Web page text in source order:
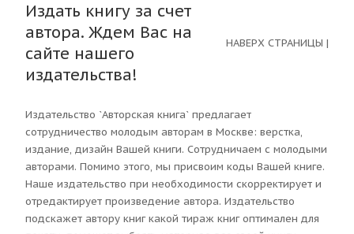
Издать книгу за счет
автора. Ждем Вас на
сайте нашего
издательства!
НАВЕРХ СТРАНИЦЫ |
Издательство `Авторская книга` предлагает
сотрудничество молодым авторам в Москве: верстка,
издание, дизайн Вашей книги. Сотрудничаем с молодыми
авторами. Помимо этого, мы присвоим коды Вашей книге.
Наше издательство при необходимости скорректирует и
отредактирует произведение автора. Издательство
подскажет автору книг какой тираж книг оптимален для